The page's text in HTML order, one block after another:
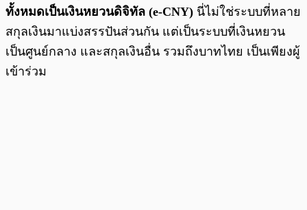
ทั้งหมดเป็นเงินหยวนดิจิทัล (e-CNY) นี่ไม่ใช่ระบบที่หลาย
สกุลเงินมาแบ่งสรรปันส่วนกัน แต่เป็นระบบที่เงินหยวน
เป็นศูนย์กลาง และสกุลเงินอื่น รวมถึงบาทไทย เป็นเพียงผู้
เข้าร่วม